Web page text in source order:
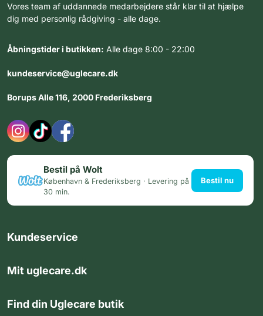
Vores team af uddannede medarbejdere står klar til at hjælpe
dig med personlig rådgiving - alle dage.
Åbningstider i butikken: Alle dage 8:00 - 22:00
kundeservice@uglecare.dk
Borups Alle 116, 2000 Frederiksberg
Bestil på Wolt
København & Frederiksberg · Levering på
30 min.
Bestil nu
Kundeservice
Mit uglecare.dk
Find din Uglecare butik